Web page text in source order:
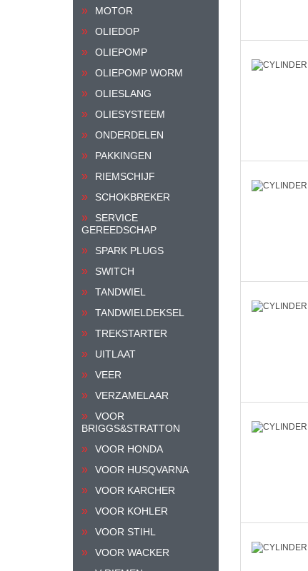
MOTOR
OLIEDOP
OLIEPOMP
OLIEPOMP WORM
OLIESLANG
OLIESYSTEEM
ONDERDELEN
PAKKINGEN
RIEMSCHIJF
SCHOKBREKER
SERVICE
GEREEDSCHAP
SPARK PLUGS
SWITCH
TANDWIEL
TANDWIELDEKSEL
TREKSTARTER
UITLAAT
VEER
VERZAMELAAR
VOOR
BRIGGS&STRATTON
VOOR HONDA
VOOR HUSQVARNA
VOOR KARCHER
VOOR KOHLER
VOOR STIHL
VOOR WACKER